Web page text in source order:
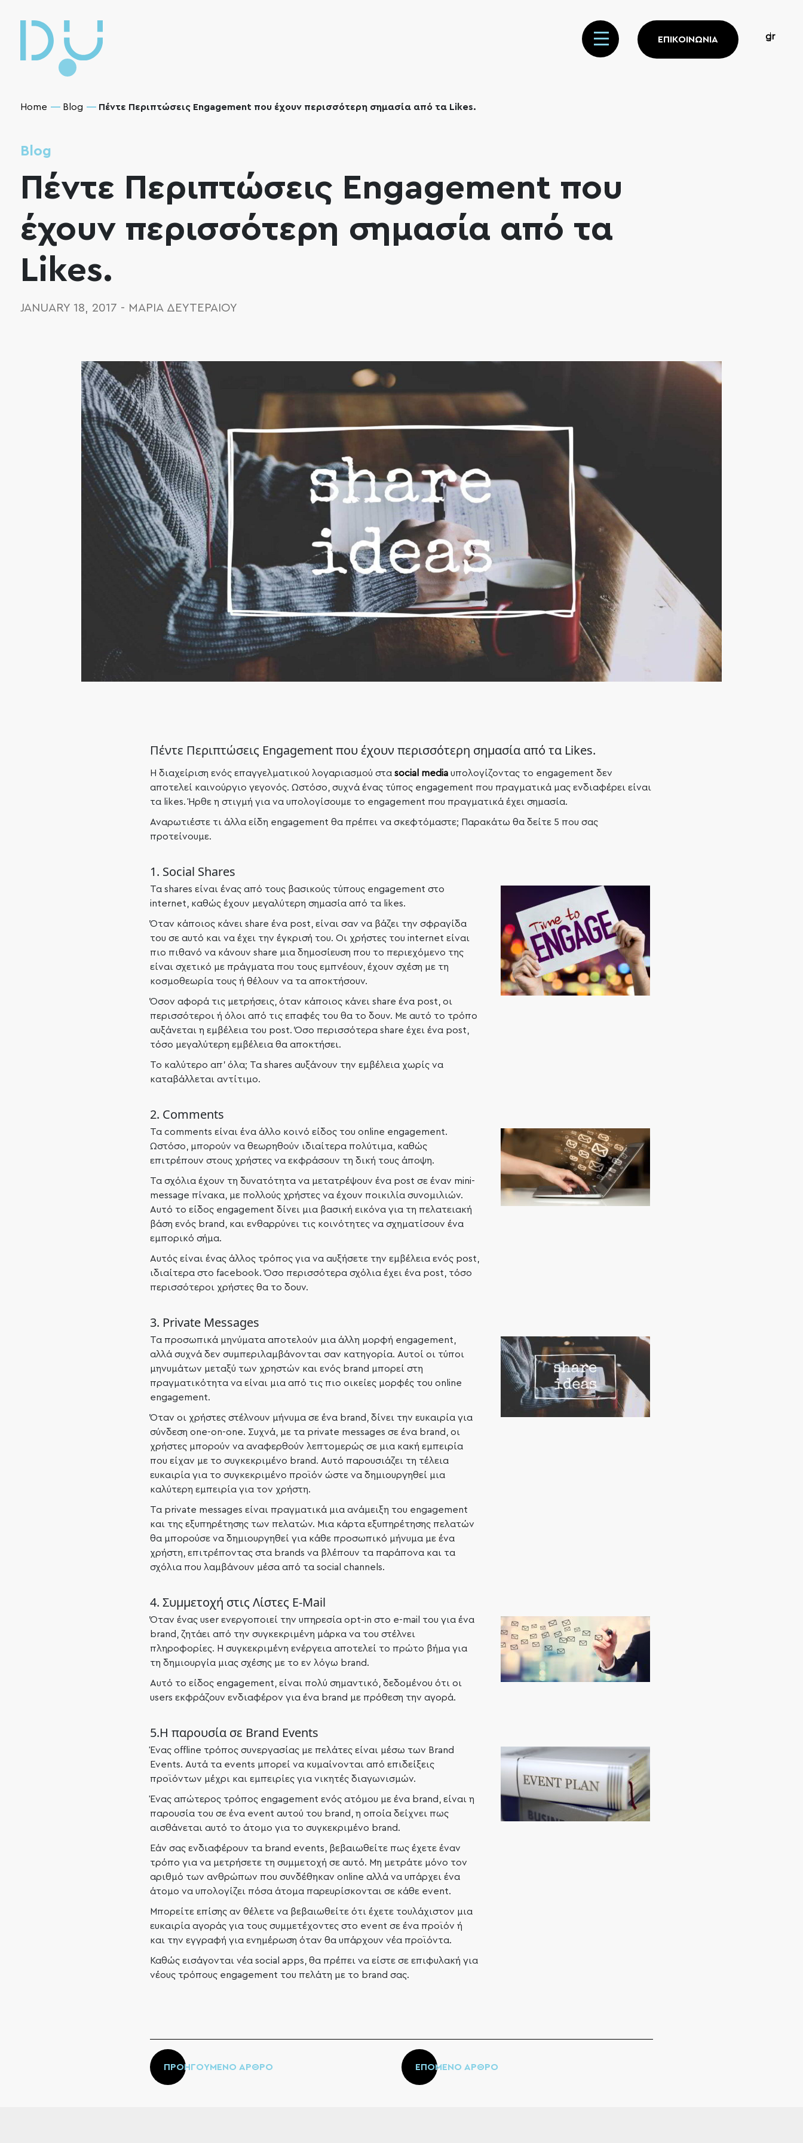
gr
ΕΠΙΚΟΙΝΩΝΙΑ
Home Blog Πέντε Περιπτώσεις Engagement που έχουν περισσότερη σημασία από τα Likes.
Blog
Πέντε Περιπτώσεις Engagement που
έχουν περισσότερη σημασία από τα
Likes.
JANUARY 18, 2017 - ΜΑΡΊΑ ΔΕΥΤΕΡΑΊΟΥ
Πέντε Περιπτώσεις Engagement που έχουν περισσότερη σημασία από τα Likes.
Η διαχείριση ενός επαγγελματικού λογαριασμού στα social mediaυπολογίζοντας το engagement δεν
αποτελεί καινούργιο γεγονός. Ωστόσο, συχνά ένας τύπος engagement που πραγματικά μας ενδιαφέρει είναι
τα likes. Ήρθε η στιγμή για να υπολογίσουμε το engagement που πραγματικά έχει σημασία.
Αναρωτιέστε τι άλλα είδη engagement θα πρέπει να σκεφτόμαστε; Παρακάτω θα δείτε 5 που σας
προτείνουμε.
1. Social Shares
Τα shares είναι ένας από τους βασικούς τύπους engagement στο
internet, καθώς έχουν μεγαλύτερη σημασία από τα likes.
Όταν κάποιος κάνει share ένα post, είναι σαν να βάζει την σφραγίδα
του σε αυτό και να έχει την έγκρισή του. Οι χρήστες του internet είναι
πιο πιθανό να κάνουν share μια δημοσίευση που το περιεχόμενο της
είναι σχετικό με πράγματα που τους εμπνέουν, έχουν σχέση με τη
κοσμοθεωρία τους ή θέλουν να τα αποκτήσουν.
Όσον αφορά τις μετρήσεις, όταν κάποιος κάνει share ένα post, οι
περισσότεροι ή όλοι από τις επαφές του θα το δουν. Με αυτό το τρόπο
αυξάνεται η εμβέλεια του post. Όσο περισσότερα share έχει ένα post,
τόσο μεγαλύτερη εμβέλεια θα αποκτήσει.
Το καλύτερο απ’ όλα; Τα shares αυξάνουν την εμβέλεια χωρίς να
καταβάλλεται αντίτιμο.
2. Comments
Τα comments είναι ένα άλλο κοινό είδος του online engagement.
Ωστόσο, μπορούν να θεωρηθούν ιδιαίτερα πολύτιμα, καθώς
επιτρέπουν στους χρήστες να εκφράσουν τη δική τους άποψη.
Τα σχόλια έχουν τη δυνατότητα να μετατρέψουν ένα post σε έναν mini-
message πίνακα, με πολλούς χρήστες να έχουν ποικιλία συνομιλιών.
Αυτό το είδος engagement δίνει μια βασική εικόνα για τη πελατειακή
βάση ενός brand, και ενθαρρύνει τις κοινότητες να σχηματίσουν ένα
εμπορικό σήμα.
Αυτός είναι ένας άλλος τρόπος για να αυξήσετε την εμβέλεια ενός post,
ιδιαίτερα στο facebook. Όσο περισσότερα σχόλια έχει ένα post, τόσο
περισσότεροι χρήστες θα το δουν.
3. Private Messages
Τα προσωπικά μηνύματα αποτελούν μια άλλη μορφή engagement,
αλλά συχνά δεν συμπεριλαμβάνονται σαν κατηγορία. Αυτοί οι τύποι
μηνυμάτων μεταξύ των χρηστών και ενός brand μπορεί στη
πραγματικότητα να είναι μια από τις πιο οικείες μορφές του online
engagement.
Όταν οι χρήστες στέλνουν μήνυμα σε ένα brand, δίνει την ευκαιρία για
σύνδεση one-on-one. Συχνά, με τα private messages σε ένα brand, οι
χρήστες μπορούν να αναφερθούν λεπτομερώς σε μια κακή εμπειρία
που είχαν με το συγκεκριμένο brand. Αυτό παρουσιάζει τη τέλεια
ευκαιρία για το συγκεκριμένο προϊόν ώστε να δημιουργηθεί μια
καλύτερη εμπειρία για τον χρήστη.
Τα private messages είναι πραγματικά μια ανάμειξη του engagement
και της εξυπηρέτησης των πελατών. Μια κάρτα εξυπηρέτησης πελατών
θα μπορούσε να δημιουργηθεί για κάθε προσωπικό μήνυμα με ένα
χρήστη, επιτρέποντας στα brands να βλέπουν τα παράπονα και τα
σχόλια που λαμβάνουν μέσα από τα social channels.
4. Συμμετοχή στις Λίστες E-Mail
Όταν ένας user ενεργοποιεί την υπηρεσία opt-in στο e-mail του για ένα
brand, ζητάει από την συγκεκριμένη μάρκα να του στέλνει
πληροφορίες. Η συγκεκριμένη ενέργεια αποτελεί το πρώτο βήμα για
τη δημιουργία μιας σχέσης με το εν λόγω brand.
Αυτό το είδος engagement, είναι πολύ σημαντικό, δεδομένου ότι οι
users εκφράζουν ενδιαφέρον για ένα brand με πρόθεση την αγορά.
5.Η παρουσία σε Brand Events
Ένας offline τρόπος συνεργασίας με πελάτες είναι μέσω των Brand
Events. Αυτά τα events μπορεί να κυμαίνονται από επιδείξεις
προϊόντων μέχρι και εμπειρίες για νικητές διαγωνισμών.
Ένας απώτερος τρόπος engagement ενός ατόμου με ένα brand, είναι η
παρουσία του σε ένα event αυτού του brand, η οποία δείχνει πως
αισθάνεται αυτό το άτομο για το συγκεκριμένο brand.
Εάν σας ενδιαφέρουν τα brand events, βεβαιωθείτε πως έχετε έναν
τρόπο για να μετρήσετε τη συμμετοχή σε αυτό. Μη μετράτε μόνο τoν
αριθμό των ανθρώπων που συνδέθηκαν online αλλά να υπάρχει ένα
άτομο να υπολογίζει πόσα άτομα παρευρίσκονται σε κάθε event.
Μπορείτε επίσης αν θέλετε να βεβαιωθείτε ότι έχετε τουλάχιστον μια
ευκαιρία αγοράς για τους συμμετέχοντες στο event σε ένα προϊόν ή
και την εγγραφή για ενημέρωση όταν θα υπάρχουν νέα προϊόντα.
Καθώς εισάγονται νέα social apps, θα πρέπει να είστε σε επιφυλακή για
νέους τρόπους engagement του πελάτη με το brand σας.
ΠΡΟΗΓΟΥΜΕΝΟ ΑΡΘΡΟ ΕΠΟΜΕΝΟ ΑΡΘΡΟ